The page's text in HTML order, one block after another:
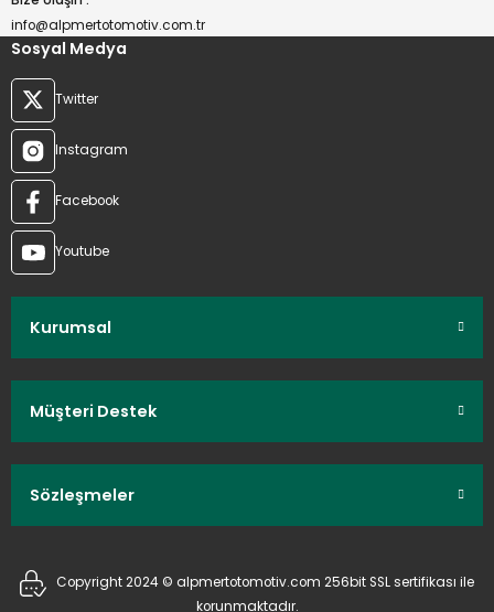
info@alpmertotomotiv.com.tr
Sosyal Medya
Twitter
Instagram
Facebook
Youtube
Kurumsal
Müşteri Destek
Sözleşmeler
Copyright 2024 © alpmertotomotiv.com 256bit SSL sertifikası ile
korunmaktadır.